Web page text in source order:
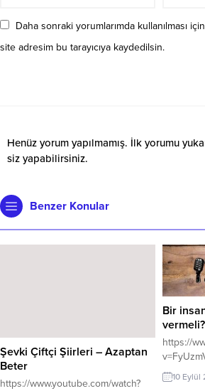
Daha sonraki yorumlarımda kullanılması
site adresim bu tarayıcıya kaydedilsin.
Henüz yorum yapılmamış. İlk yorumu
siz yapabilirsiniz.
Benzer Konular
Şevki Çiftçi Şiirleri – Azaptan
Beter
https://www.youtube.com/watch?
Bir
https://
10 Eylül